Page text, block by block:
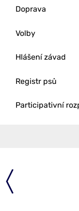
Doprava
Volby
Hlášení závad
Registr psů
Participativní